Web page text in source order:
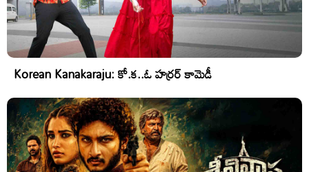
Korean Kanakaraju: కో.క..ఓ హర్రర్ కామెడీ